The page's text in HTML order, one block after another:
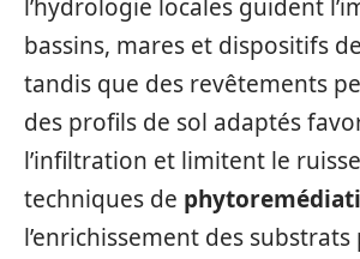
l’hydrologie locales guident
bassins, mares et dispositifs
tandis que des revêtements
des profils de sol adaptés
l’infiltration et limitent le
techniques de
l’enrichissement des